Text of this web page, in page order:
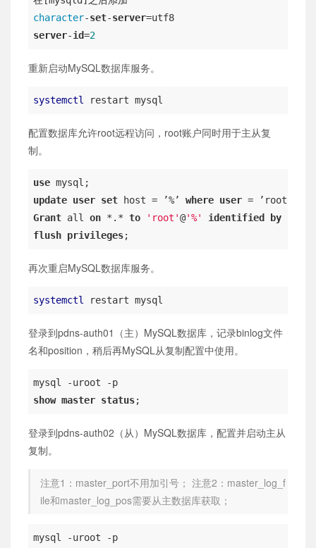
character-set-server
server-id=2
重新启动MySQL数据库服务。
systemctl restart mysql
配置数据库允许root远程访问，root账户同时用于主从复
制。
use
update user set host = ’%’ where user
Grant all on *.* to 'root'@'%' identified by
flush privileges;
再次重启MySQL数据库服务。
systemctl restart mysql
登录到pdns-auth01（主）MySQL数据库，记录binlog文件
名和position，稍后再MySQL从复制配置中使用。
show master status;
登录到pdns-auth02（从）MySQL数据库，配置并启动主从
复制。
注意1：master_port不用加引号； 注意2：master_log_f
ile和master_log_pos需要从主数据库获取；